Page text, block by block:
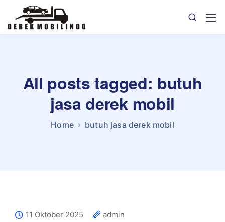
All posts tagged: butuh
jasa derek mobil
Home butuh jasa derek mobil
11 Oktober 2025
admin